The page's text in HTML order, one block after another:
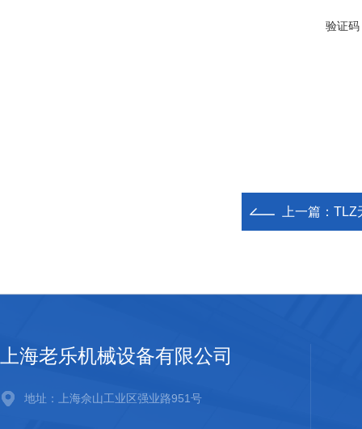
验证码
上一篇： TLZ
上海老乐机械设备有限公司
地址：上海佘山工业区强业路951号